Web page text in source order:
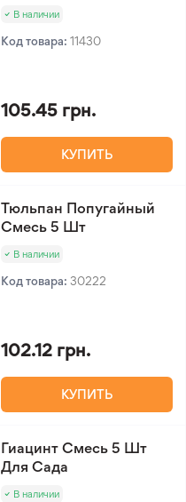
В наличии
Код товара: 11430
105.45 грн.
КУПИТЬ
Тюльпан Попугайный
Смесь 5 Шт
В наличии
Код товара: 30222
102.12 грн.
КУПИТЬ
Гиацинт Смесь 5 Шт
Для Сада
В наличии